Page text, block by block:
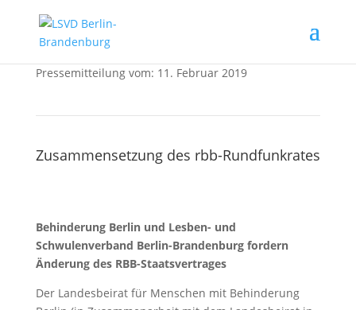
Pressemitteilung vom: 11. Februar 2019
Zusammensetzung des rbb-Rundfunkrates
Behinderung Berlin und Lesben- und
Schwulenverband Berlin-Brandenburg fordern
Änderung des RBB-Staatsvertrages
Der Landesbeirat für Menschen mit Behinderung